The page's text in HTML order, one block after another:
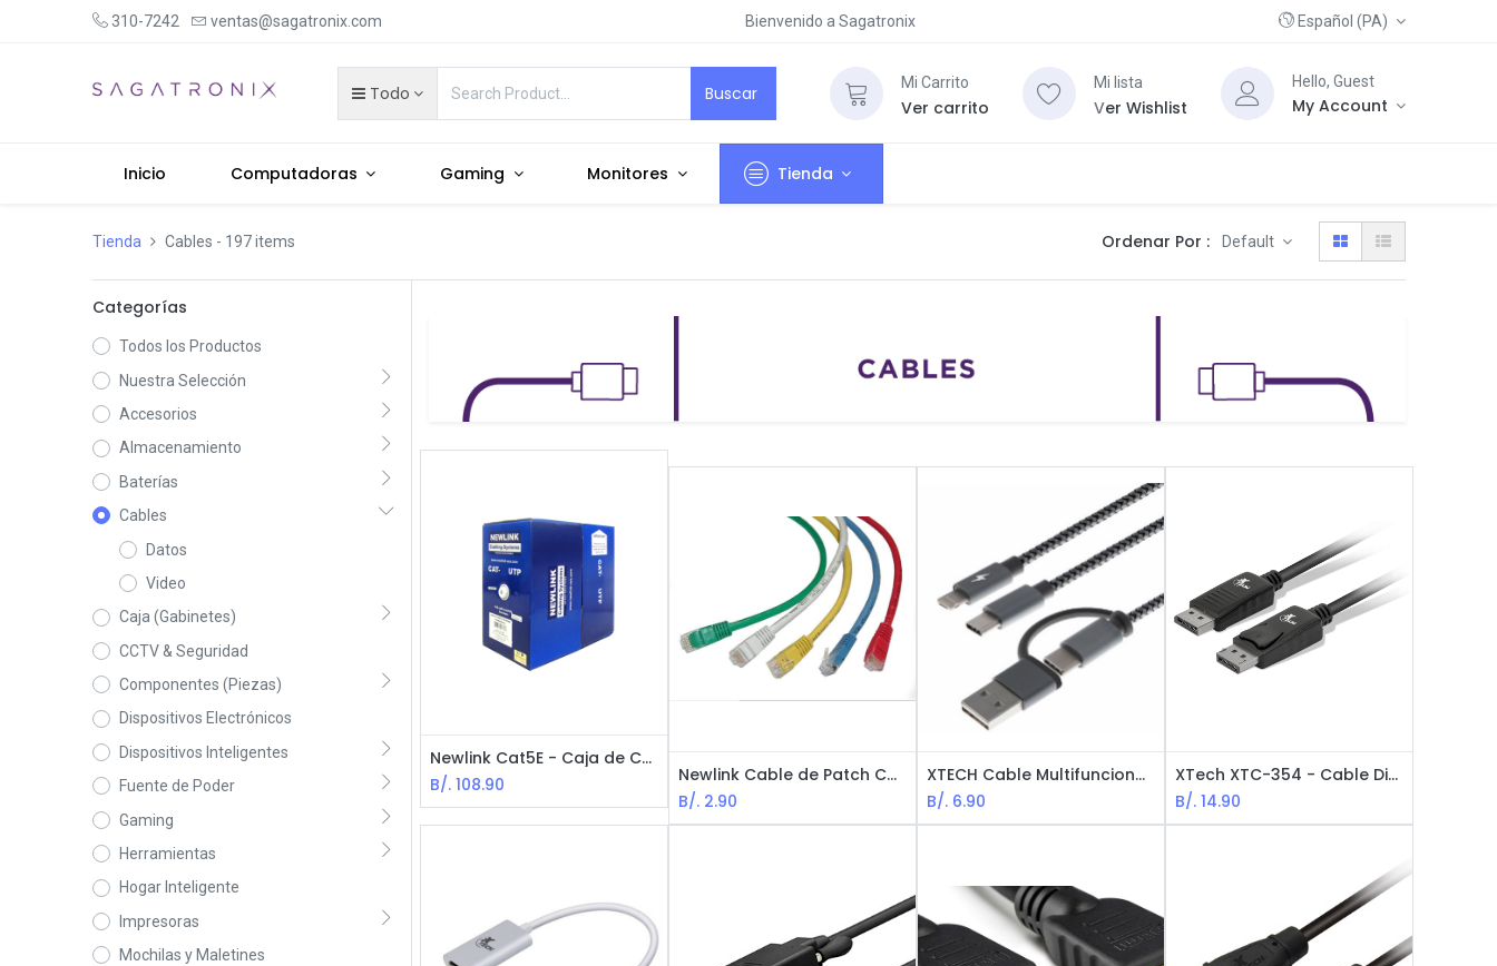
310-7242 ventas@sagatronix.com Bienvenido a Sagatronix Español (PA)
Todo Buscar Mi Carrito
Ver carrito
Mi lista
Ver Wishlist
Hello, Guest
My Account
Inicio Computadoras Gaming Monitores Tienda
Tienda Cables - 197 items Ordenar Por : Default
Categorías
Todos los Productos
Nuestra Selección
Accesorios
Almacenamiento
Baterías
Cables
Datos
Video
Caja (Gabinetes)
CCTV & Seguridad
Componentes (Piezas)
Dispositivos Electrónicos
Dispositivos Inteligentes
Fuente de Poder
Gaming
Herramientas
Hogar Inteligente
Impresoras
Mochilas y Maletines
Newlink Cat5E - Caja de Cable de Red
B/.108.90
Newlink Cable de Patch Cat5E - Opciones de Variedades de Longitudes y Colores
B/. 2.90
XTECH Cable Multifuncional Para Carga 5 en 1 XTC-560-560 - Negro
B/. 6.90
XTech XTC-354 - Cable Displayport Macho a Displayport Macho / 1.8 M / Negro
B/.14.90